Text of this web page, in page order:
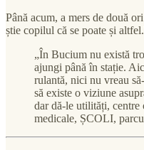
Până acum, a mers de două
știe copilul că se poate și
„În Bucium nu există
ajungi până în stație.
rulantă, nici nu vreau
să existe o viziune
dar dă-le utilități,
medicale, ȘCOLI,